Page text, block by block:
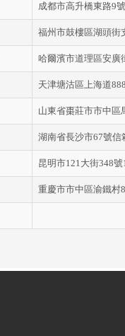
成都市高升橋東路9
福州市鼓樓區湖頭街
哈爾濱市道理區安廣
天津塘沽區上海道
山東省棗莊市市中區
湖南省長沙市67號信
昆明市121大街348
重慶市市中區渝鐵村